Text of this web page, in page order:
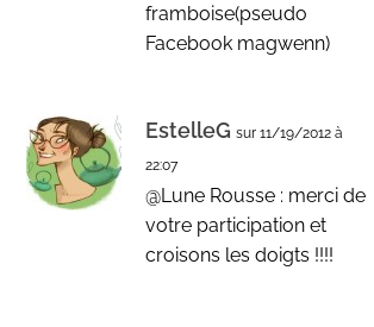
framboise(pseudo
Facebook magwenn)
EstelleG sur 11/19/2012 à
22:07
@Lune Rousse : merci de
votre participation et
croisons les doigts !!!!